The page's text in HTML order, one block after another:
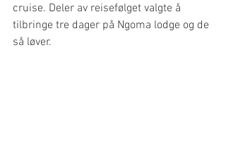
cruise. Deler av reisefølget valgte å
tilbringe tre dager på Ngoma lodge og de
så løver.